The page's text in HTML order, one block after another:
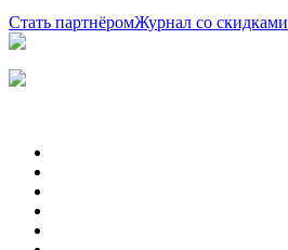
Стать партнёромЖурнал со скидками